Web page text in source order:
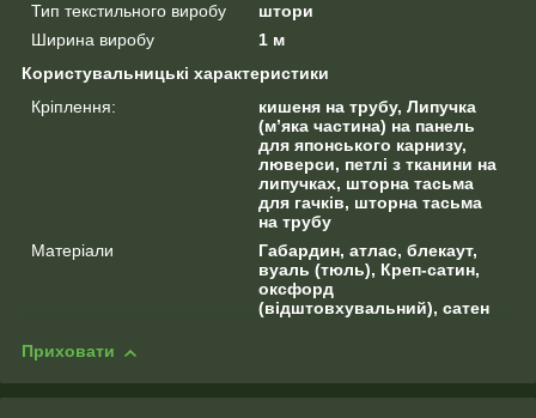
Тип текстильного виробу
штори
Ширина виробу
1 м
Користувальницькі характеристики
Кріплення:
кишеня на трубу, Липучка
(м’яка частина) на панель
для японського карнизу,
люверси, петлі з тканини на
липучках, шторна тасьма
для гачків, шторна тасьма
на трубу
Матеріали
Габардин, атлас, блекаут,
вуаль (тюль), Креп-сатин,
оксфорд
(відштовхувальний), сатен
Приховати